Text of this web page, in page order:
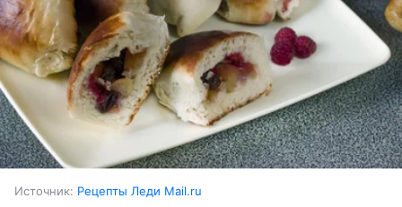
Источник: Рецепты Леди Mail.ru